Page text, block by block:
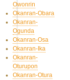
Owonrin
Okanran-Obara
Okanran-
Ogunda
Okanran-Osa
Okanran-Ika
Okanran-
Oturupon
Okanran-Otura